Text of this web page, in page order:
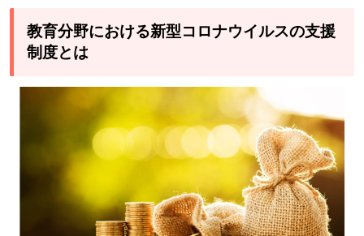
教育分野における新型コロナウイルスの支援
制度とは